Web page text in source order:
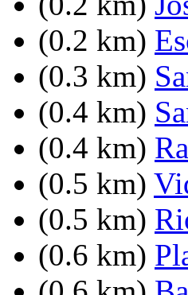
(0.2 km)
(0.3 km)
(0.4 km)
(0.4 km)
(0.5 km)
(0.5 km)
(0.6 km)